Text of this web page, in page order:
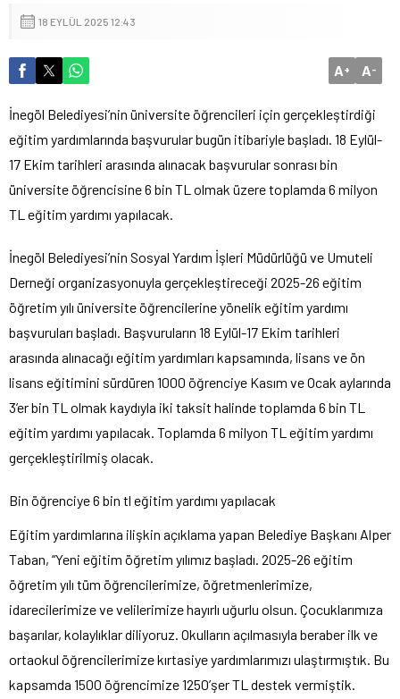
18 EYLÜL 2025 12:43
A+ A-
İnegöl Belediyesi’nin üniversite öğrencileri için gerçekleştirdiği
eğitim yardımlarında başvurular bugün itibariyle başladı. 18 Eylül-
17 Ekim tarihleri arasında alınacak başvurular sonrası bin
üniversite öğrencisine 6 bin TL olmak üzere toplamda 6 milyon
TL eğitim yardımı yapılacak.
İnegöl Belediyesi’nin Sosyal Yardım İşleri Müdürlüğü ve Umuteli
Derneği organizasyonuyla gerçekleştireceği 2025-26 eğitim
öğretim yılı üniversite öğrencilerine yönelik eğitim yardımı
başvuruları başladı. Başvuruların 18 Eylül-17 Ekim tarihleri
arasında alınacağı eğitim yardımları kapsamında, lisans ve ön
lisans eğitimini sürdüren 1000 öğrenciye Kasım ve Ocak aylarında
3’er bin TL olmak kaydıyla iki taksit halinde toplamda 6 bin TL
eğitim yardımı yapılacak. Toplamda 6 milyon TL eğitim yardımı
gerçekleştirilmiş olacak.
Bin öğrenciye 6 bin tl eğitim yardımı yapılacak
Eğitim yardımlarına ilişkin açıklama yapan Belediye Başkanı Alper
Taban, “Yeni eğitim öğretim yılımız başladı. 2025-26 eğitim
öğretim yılı tüm öğrencilerimize, öğretmenlerimize,
idarecilerimize ve velilerimize hayırlı uğurlu olsun. Çocuklarımıza
başarılar, kolaylıklar diliyoruz. Okulların açılmasıyla beraber ilk ve
ortaokul öğrencilerimize kırtasiye yardımlarımızı ulaştırmıştık. Bu
kapsamda 1500 öğrencimize 1250’şer TL destek vermiştik.